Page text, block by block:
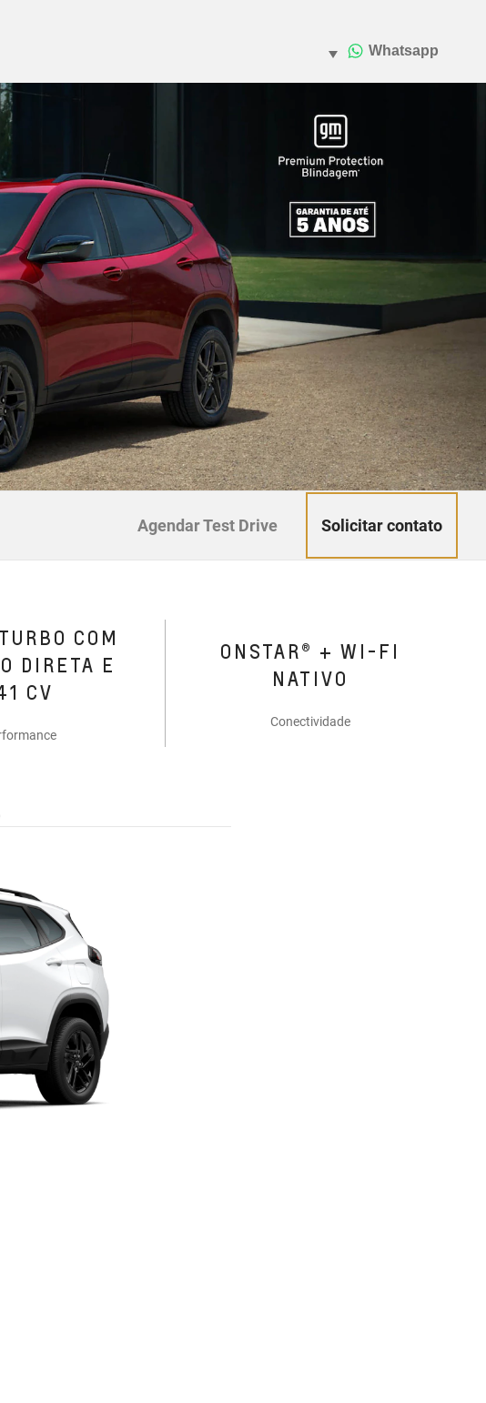
Agendar Test Drive Solicitar contato
COM
DIRETA E
CV
ONSTAR® + WI-FI
NATIVO
Conectividade